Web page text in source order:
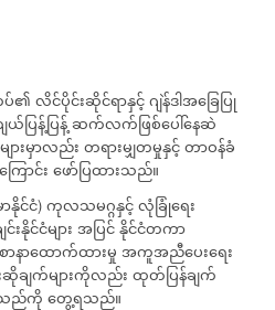
လိင်ပိုင်းဆိုင်ရာနှင့် ဂျဲန်ဒါအခြေပြု
ယ်ပြန့်ပြန့် ဆက်လက်ဖြစ်ပေါ်နေဆဲ
ားမှာလည်း တရားမျှတမှုနှင့် တာဝန်ခံ
ောင်း ဖော်ပြထားသည်။
ာနိုင်ငံ) ကုလသမဂ္ဂနှင့် လုံခြုံရေး
နိုင်ငံများ အပြင် နိုင်ငံတကာ
ာနာထောက်ထားမှု အကူအညီပေးရေး
ဆိုချက်များကိုလည်း ထုတ်ပြန်ချက်
သည်ကို တွေ့ရသည်။